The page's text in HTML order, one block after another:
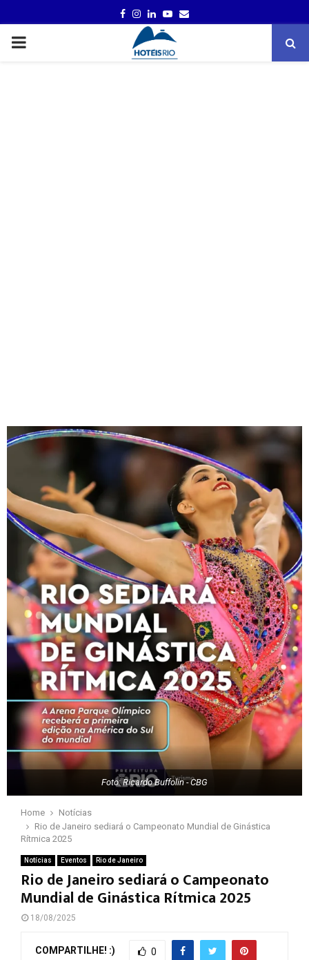
FACEBOOK
INSTAGRAM
LINKEDINYOUTUBE
EMAIL
PRIMARY
Foto: Ricardo Buffolin - CBG
Home
Notícias
Rio de Janeiro sediará o Campeonato Mundial de Ginástica
Rítmica 2025
Notícias Eventos Rio de Janeiro
Rio de Janeiro sediará o Campeonato
Mundial de Ginástica Rítmica 2025
18/08/2025
COMPARTILHE! :) 0